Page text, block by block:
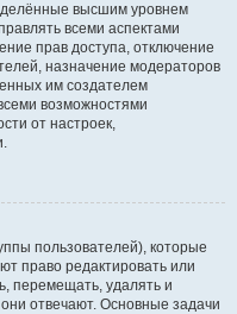
высшим уровнем
всеми аспектами
прав доступа, отключение
назначение модераторов
им создателем
возможностями
от настроек,
пользователей), которые
право редактировать или
перемещать, удалять и
отвечают. Основные задачи